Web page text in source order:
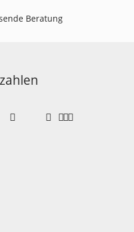
Beratung